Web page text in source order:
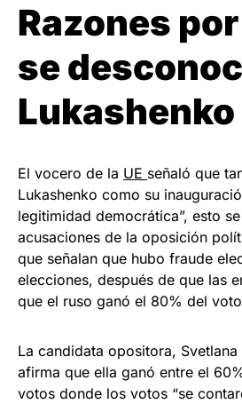
Razones
se
Lukashenko
El vocero de la UE señaló que
Lukashenko como su
legitimidad democrática”, esto
acusaciones de la oposición
que señalan que hubo fraude
elecciones, después de que las
que el ruso ganó el 80% del
La candidata opositora,
afirma que ella ganó entre el
votos donde los votos “se